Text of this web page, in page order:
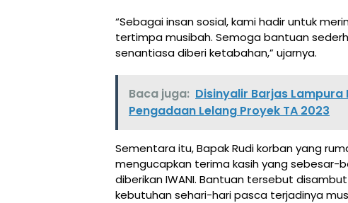
“Sebagai insan sosial, kami hadir untuk
tertimpa musibah. Semoga bantuan
senantiasa diberi ketabahan,” ujarnya.
Baca juga: Disinyalir Barjas
Pengadaan Lelang Proyek TA 2023
Sementara itu, Bapak Rudi korban yang
mengucapkan terima kasih yang sebesar-
diberikan IWANI. Bantuan tersebut
kebutuhan sehari-hari pasca terjadinya